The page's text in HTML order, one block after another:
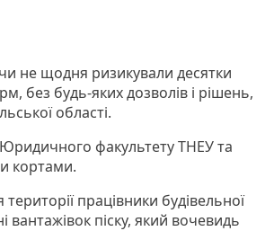
не щодня ризикували десятки
без будь-яких дозволів і рішень,
області.
факультету ТНЕУ та
кортами.
працівники будівельної
вантажівок піску, який вочевидь